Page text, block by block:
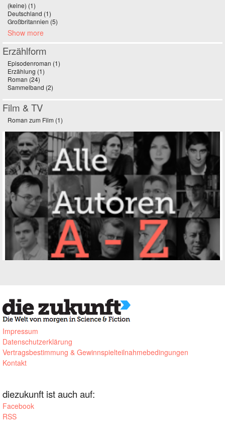
(keine) (1)
Deutschland (1)
Großbritannien (5)
Show more
Erzählform
Episodenroman (1)
Erzählung (1)
Roman (24)
Sammelband (2)
Film & TV
Roman zum Film (1)
Impressum
Datenschutzerklärung
Vertragsbestimmung & Gewinnspielteilnahmebedingungen
Kontakt
diezukunft ist auch auf:
Facebook
RSS